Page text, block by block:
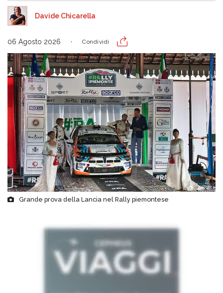
Davide Chicarella
06 Agosto 2026 Condividi
Grande prova della Lancia nel Rally piemontese